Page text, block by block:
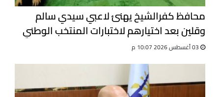
محافظ كفرالشيخ يهنئ لاعبي سيدي سالم
وقلين بعد اختيارهم لاختبارات المنتخب الوطني
للجيت كونى دو